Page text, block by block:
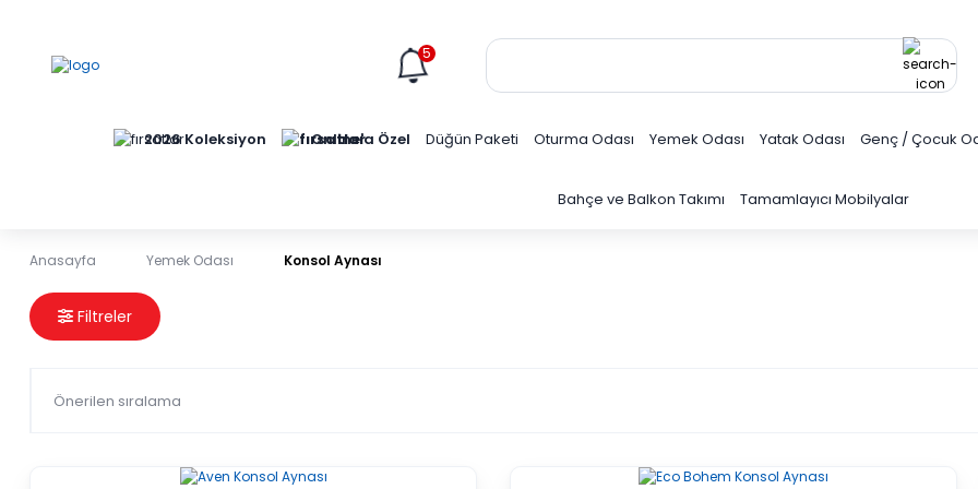
5
2026 Koleksiyon Online'a Özel Düğün Paketi Oturma Odası Yemek Odası Yatak Odası Genç / Çocuk
Bahçe ve Balkon Takımı Tamamlayıcı Mobilyalar
Anasayfa Yemek Odası Konsol Aynası
Konsol Aynası
Filtreler